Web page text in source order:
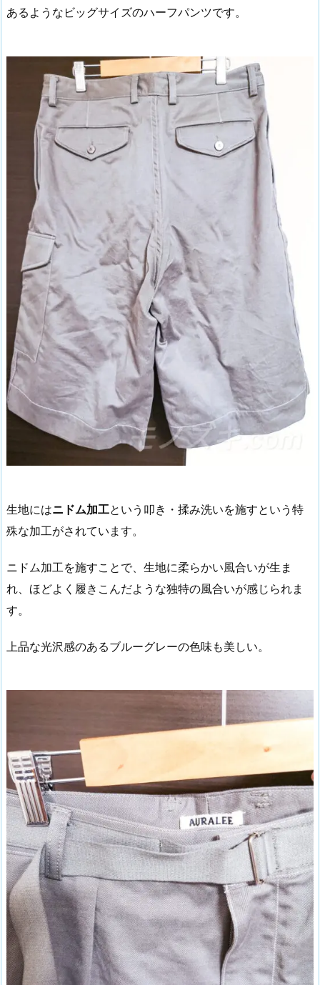
あるようなビッグサイズのハーフパンツです。
生地にはニドム加工という叩き・揉み洗いを施すという特
殊な加工がされています。
ニドム加工を施すことで、生地に柔らかい風合いが生ま
れ、ほどよく履きこんだような独特の風合いが感じられま
す。
上品な光沢感のあるブルーグレーの色味も美しい。